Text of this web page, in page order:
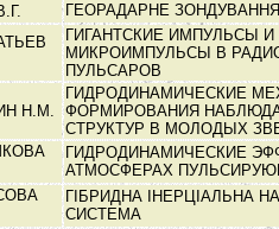
ГЕОРАДАРНЕ
ГИГАНТСКИЕ ИМПУЛЬСЫ И
МИКРОИМПУЛЬСЫ В
ПУЛЬСАРОВ
Н.М.
ГИДРОДИНАМИЧЕСКИЕ
ФОРМИРОВАНИЯ
СТРУКТУР В МОЛОДЫХ
ГИДРОДИНАМИЧЕСКИЕ
АТМОСФЕРАХ
ГІБРИДНА ІНЕРЦІАЛЬНА
СИСТЕМА